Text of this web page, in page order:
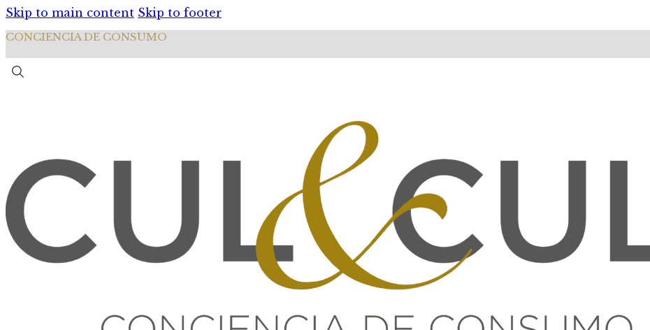
Skip to main content Skip to footer
CONCIENCIA DE CONSUMO